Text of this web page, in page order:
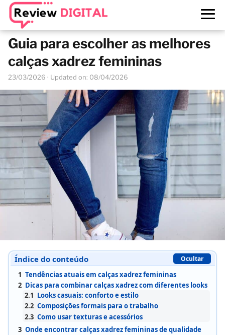
Guia para escolher as melhores
calças xadrez femininas
23/03/2026 · Updated on: 08/04/2026
Índice do conteúdo Ocultar
1 Tendências atuais em calças xadrez femininas
2 Dicas para combinar calças xadrez com diferentes looks
2.1 Looks casuais: conforto e estilo
2.2 Composições formais para o trabalho
2.3 Como usar texturas e acessórios
3 Onde encontrar calças xadrez femininas de qualidade